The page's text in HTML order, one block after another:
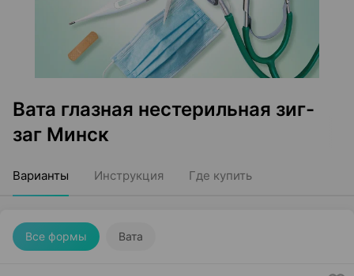
Вата глазная нестерильная зиг-
заг Минск
Варианты Инструкция Где купить
Все формы Вата